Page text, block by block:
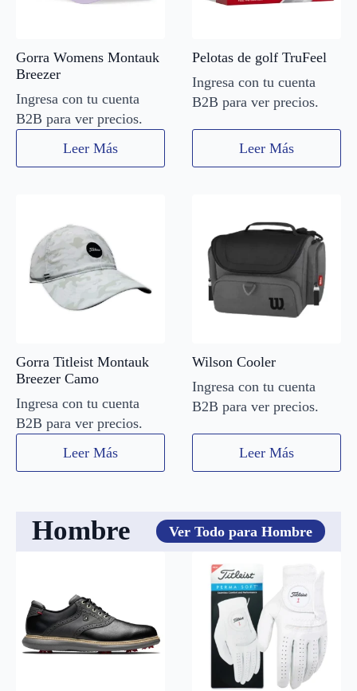
Gorra Womens Montauk
Breezer
Ingresa con tu cuenta
B2B para ver precios.
Leer Más
Pelotas de golf TruFeel
Ingresa con tu cuenta
B2B para ver precios.
Leer Más
Gorra Titleist Montauk
Breezer Camo
Ingresa con tu cuenta
B2B para ver precios.
Leer Más
Wilson Cooler
Ingresa con tu cuenta
B2B para ver precios.
Leer Más
Hombre Ver Todo para Hombre